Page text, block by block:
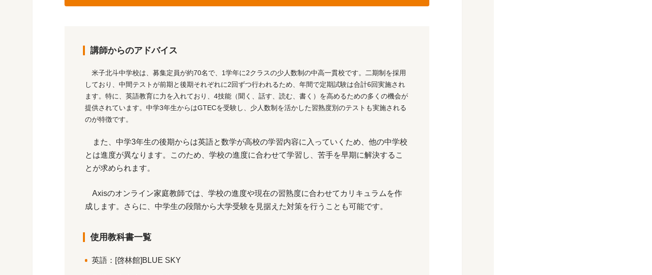
講師からのアドバイス
米子北斗中学校は、募集定員が約70名で、1学年に2クラスの少人数制の中高一貫校です。二期制を採用
しており、中間テストが前期と後期それぞれに2回ずつ行われるため、年間で定期試験は合計6回実施され
ます。特に、英語教育に力を入れており、4技能（聞く、話す、読む、書く）を高めるための多くの機会が
提供されています。中学3年生からはGTECを受験し、少人数制を活かした習熟度別のテストも実施される
のが特徴です。
また、中学3年生の後期からは英語と数学が高校の学習内容に入っていくため、他の中学校
とは進度が異なります。このため、学校の進度に合わせて学習し、苦手を早期に解決するこ
とが求められます。
Axisのオンライン家庭教師では、学校の進度や現在の習熟度に合わせてカリキュラムを作
成します。さらに、中学生の段階から大学受験を見据えた対策を行うことも可能です。
使用教科書一覧
英語：[啓林館]BLUE SKY